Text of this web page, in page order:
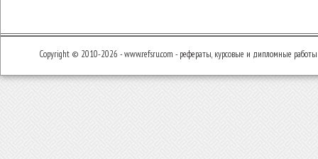
Copyright © 2010-2026 - www.refsru.com - рефераты, курсовые и дипломные работы